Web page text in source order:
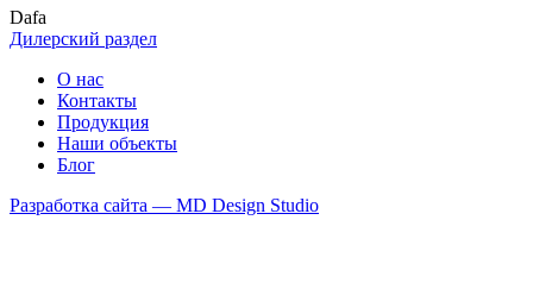
Dafa
Дилерский раздел
О нас
Контакты
Продукция
Наши объекты
Блог
Разработка сайта — MD Design Studio